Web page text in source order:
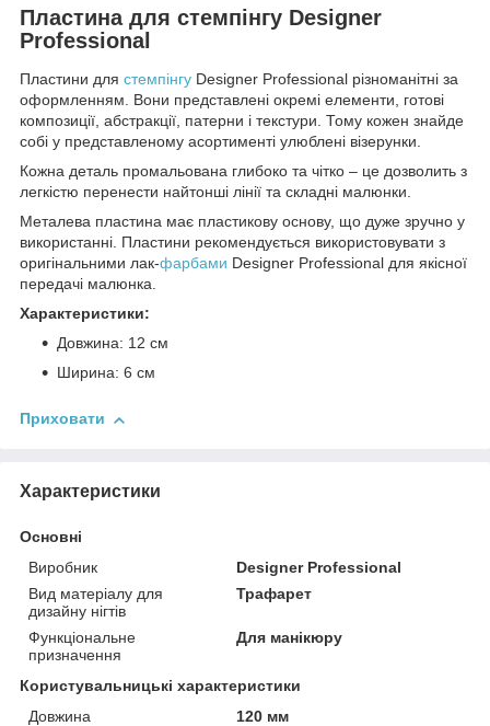
Пластина для стемпінгу Designer
Professional
Пластини для стемпінгу Designer Professional різноманітні за
оформленням. Вони представлені окремі елементи, готові
композиції, абстракції, патерни і текстури. Тому кожен знайде
собі у представленому асортименті улюблені візерунки.
Кожна деталь промальована глибоко та чітко – це дозволить з
легкістю перенести найтонші лінії та складні малюнки.
Металева пластина має пластикову основу, що дуже зручно у
використанні. Пластини рекомендується використовувати з
оригінальними лак-фарбами Designer Professional для якісної
передачі малюнка.
Характеристики:
Довжина: 12 см
Ширина: 6 см
Приховати
Характеристики
Основні
Виробник
Designer Professional
Вид матеріалу для
дизайну нігтів
Трафарет
Функціональне
призначення
Для манікюру
Користувальницькі характеристики
Довжина
120 мм